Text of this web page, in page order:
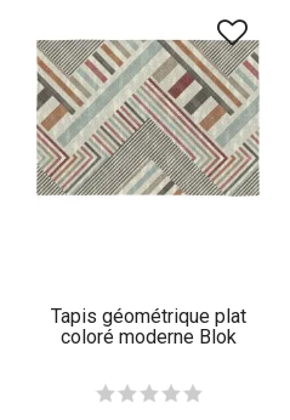
Tapis géométrique plat
coloré moderne Blok